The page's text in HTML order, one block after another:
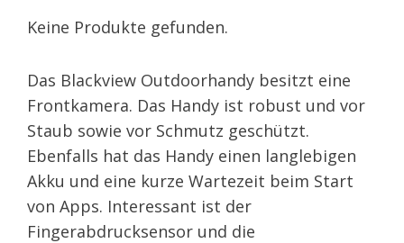
Keine Produkte gefunden.
Das Blackview Outdoorhandy besitzt eine
Frontkamera. Das Handy ist robust und vor
Staub sowie vor Schmutz geschützt.
Ebenfalls hat das Handy einen langlebigen
Akku und eine kurze Wartezeit beim Start
von Apps. Interessant ist der
Fingerabdrucksensor und die